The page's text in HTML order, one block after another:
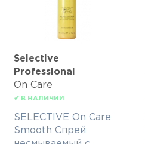
Selective
Professional
On Care
✔ В НАЛИЧИИ
SELECTIVE On Care
Smooth Спрей